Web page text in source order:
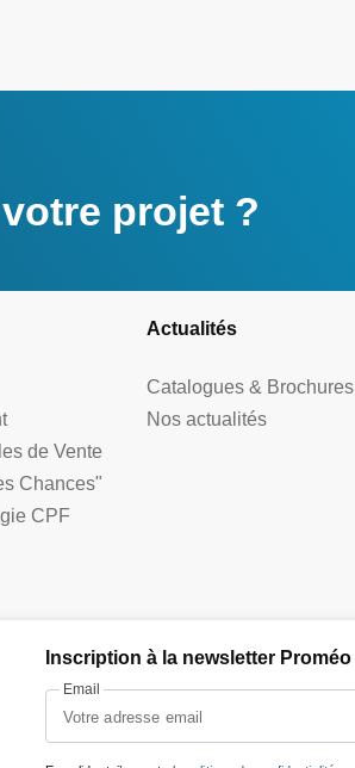
projet ?
de Vente
Chances"
CPF
Actualités
Catalogues & Brochures
Nos actualités
Inscription à la newsletter Proméo
Email